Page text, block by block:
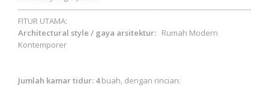
-------------------------------------------------------------------------------------------------
FITUR UTAMA:
Architectural style / gaya arsitektur: Rumah Modern
Kontemporer
Jumlah kamar tidur: 4buah, dengan rincian: